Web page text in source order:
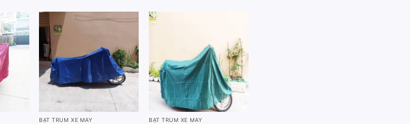
Add to
wishlist
wishlist
BẠT TRÙM XE MÁY
Add to
wishlist
BẠT TRÙM XE MÁY